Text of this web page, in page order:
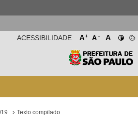
A+ A- A
ACESSIBILIDADE
Texto compilado